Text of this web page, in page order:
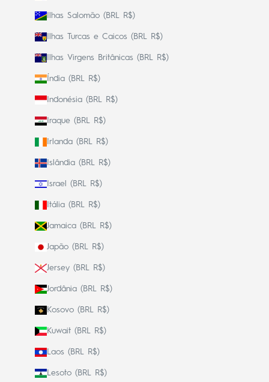
Ilhas Salomão (BRL R$)
Ilhas Turcas e Caicos (BRL R$)
Ilhas Virgens Britânicas (BRL R$)
Índia (BRL R$)
Indonésia (BRL R$)
Iraque (BRL R$)
Irlanda (BRL R$)
Islândia (BRL R$)
Israel (BRL R$)
Itália (BRL R$)
Jamaica (BRL R$)
Japão (BRL R$)
Jersey (BRL R$)
Jordânia (BRL R$)
Kosovo (BRL R$)
Kuwait (BRL R$)
Laos (BRL R$)
Lesoto (BRL R$)